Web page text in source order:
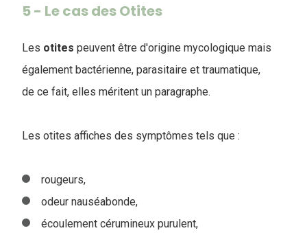
5 - Le cas des Otites
Les otites peuvent être d'origine mycologique mais
également bactérienne, parasitaire et traumatique,
de ce fait, elles méritent un paragraphe.
Les otites affiches des symptômes tels que :
rougeurs,
odeur nauséabonde,
écoulement cérumineux purulent,